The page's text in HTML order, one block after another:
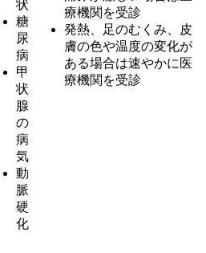
状
糖
尿
病
甲
状
腺
の
病
気
動
脈
硬
化
療機関を受診
発熱、足のむくみ、皮
膚の色や温度の変化が
ある場合は速やかに医
療機関を受診